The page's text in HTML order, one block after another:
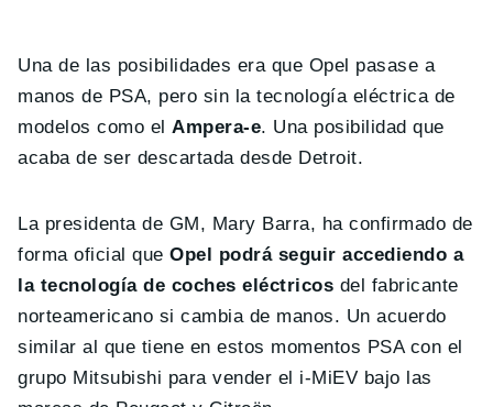
Una de las posibilidades era que Opel pasase a
manos de PSA, pero sin la tecnología eléctrica de
modelos como elAmpera-e. Una posibilidad que
acaba de ser descartada desde Detroit.
La presidenta de GM, Mary Barra, ha confirmado de
forma oficial queOpel podrá seguir accediendo a
la tecnología de coches eléctricos del fabricante
norteamericano si cambia de manos. Un acuerdo
similar al que tiene en estos momentos PSA con el
grupo Mitsubishi para vender el i-MiEV bajo las